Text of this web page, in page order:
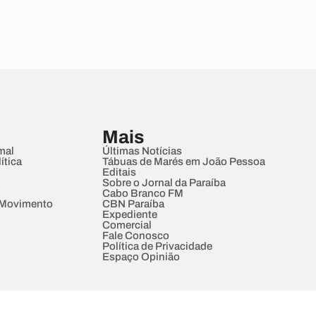
Mais
Últimas Notícias
Tábuas de Marés em João Pessoa
Editais
Sobre o Jornal da Paraíba
Cabo Branco FM
CBN Paraíba
Expediente
Comercial
Fale Conosco
Política de Privacidade
Espaço Opinião